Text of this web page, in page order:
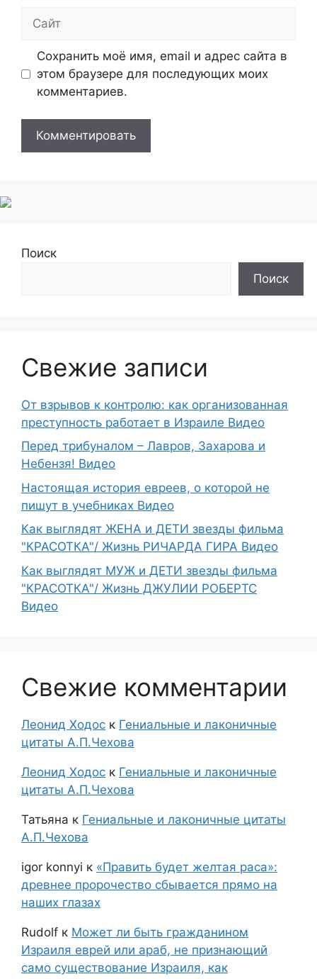
Сайт
Сохранить моё имя, email и адрес сайта в
этом браузере для последующих моих
комментариев.
Поиск
Поиск
Свежие записи
От взрывов к контролю: как организованная
преступность работает в Израиле Видео
Перед трибуналом – Лавров, Захарова и
Небензя! Видео
Настоящая история евреев, о которой не
пишут в учебниках Видео
Как выглядят ЖЕНА и ДЕТИ звезды фильма
"КРАСОТКА"/ Жизнь РИЧАРДА ГИРА Видео
Как выглядят МУЖ и ДЕТИ звезды фильма
"КРАСОТКА"/ Жизнь ДЖУЛИИ РОБЕРТС
Видео
Свежие комментарии
Леонид Ходос к Гениальные и лаконичные
цитаты А.П.Чехова
Леонид Ходос к Гениальные и лаконичные
цитаты А.П.Чехова
Татьяна к Гениальные и лаконичные цитаты
А.П.Чехова
igor konnyi к «Править будет желтая раса»:
древнее пророчество сбывается прямо на
наших глазах
Rudolf к Может ли быть гражданином
Израиля еврей или араб, не признающий
само существование Израиля, как